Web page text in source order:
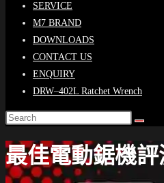
SERVICE
M7 BRAND
DOWNLOADS
CONTACT US
ENQUIRY
DRW–402L Ratchet Wrench
最佳電動鋸機